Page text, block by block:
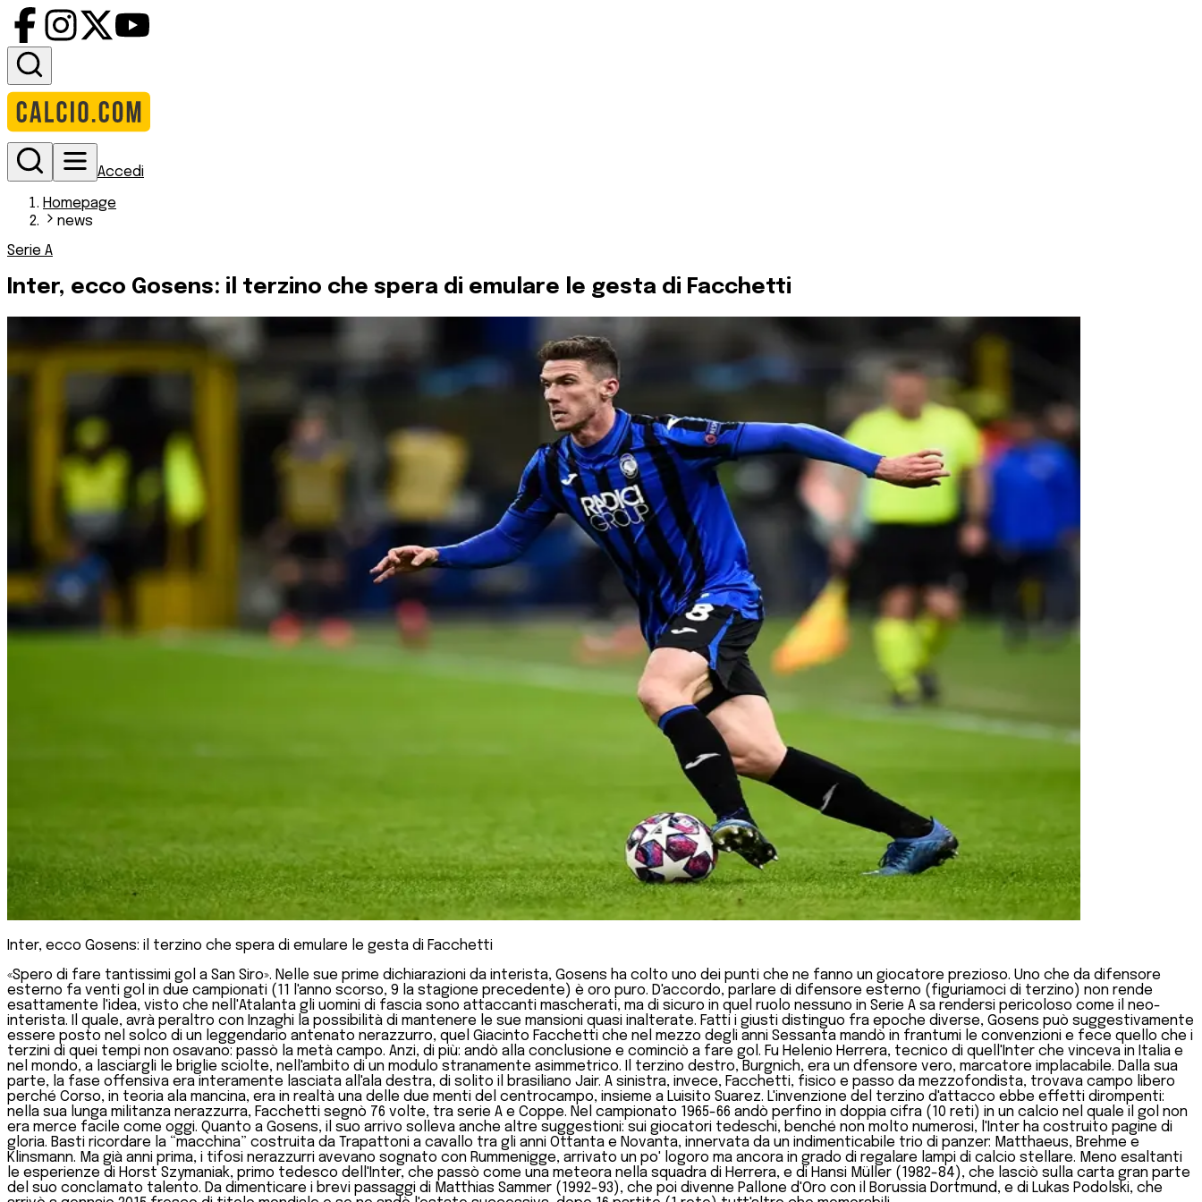
Accedi
Homepage
news
Serie A
Inter, ecco Gosens: il terzino che spera di emulare le gesta di Facchetti
Inter, ecco Gosens: il terzino che spera di emulare le gesta di Facchetti
«Spero di fare tantissimi gol a San Siro». Nelle sue prime dichiarazioni da interista, Gosens ha colto uno dei punti che ne fanno un giocatore prezioso. Uno che da difensore
esterno fa venti gol in due campionati (11 l'anno scorso, 9 la stagione precedente) è oro puro. D'accordo, parlare di difensore esterno (figuriamoci di terzino) non rende
esattamente l'idea, visto che nell'Atalanta gli uomini di fascia sono attaccanti mascherati, ma di sicuro in quel ruolo nessuno in Serie A sa rendersi pericoloso come il neo-
interista. Il quale, avrà peraltro con Inzaghi la possibilità di mantenere le sue mansioni quasi inalterate. Fatti i giusti distinguo fra epoche diverse, Gosens può suggestivamente
essere posto nel solco di un leggendario antenato nerazzurro, quel Giacinto Facchetti che nel mezzo degli anni Sessanta mandò in frantumi le convenzioni e fece quello che i
terzini di quei tempi non osavano: passò la metà campo. Anzi, di più: andò alla conclusione e cominciò a fare gol. Fu Helenio Herrera, tecnico di quell'Inter che vinceva in Italia e
nel mondo, a lasciargli le briglie sciolte, nell'ambito di un modulo stranamente asimmetrico. Il terzino destro, Burgnich, era un dfensore vero, marcatore implacabile. Dalla sua
parte, la fase offensiva era interamente lasciata all'ala destra, di solito il brasiliano Jair. A sinistra, invece, Facchetti, fisico e passo da mezzofondista, trovava campo libero
perché Corso, in teoria ala mancina, era in realtà una delle due menti del centrocampo, insieme a Luisito Suarez. L'invenzione del terzino d'attacco ebbe effetti dirompenti:
nella sua lunga militanza nerazzurra, Facchetti segnò 76 volte, tra serie A e Coppe. Nel campionato 1965-66 andò perfino in doppia cifra (10 reti) in un calcio nel quale il gol non
era merce facile come oggi. Quanto a Gosens, il suo arrivo solleva anche altre suggestioni: sui giocatori tedeschi, benché non molto numerosi, l'Inter ha costruito pagine di
gloria. Basti ricordare la “macchina” costruita da Trapattoni a cavallo tra gli anni Ottanta e Novanta, innervata da un indimenticabile trio di panzer: Matthaeus, Brehme e
Klinsmann. Ma già anni prima, i tifosi nerazzurri avevano sognato con Rummenigge, arrivato un po' logoro ma ancora in grado di regalare lampi di calcio stellare. Meno esaltanti
le esperienze di Horst Szymaniak, primo tedesco dell'Inter, che passò come una meteora nella squadra di Herrera, e di Hansi Müller (1982-84), che lasciò sulla carta gran parte
del suo conclamato talento. Da dimenticare i brevi passaggi di Matthias Sammer (1992-93), che poi divenne Pallone d'Oro con il Borussia Dortmund, e di Lukas Podolski, che